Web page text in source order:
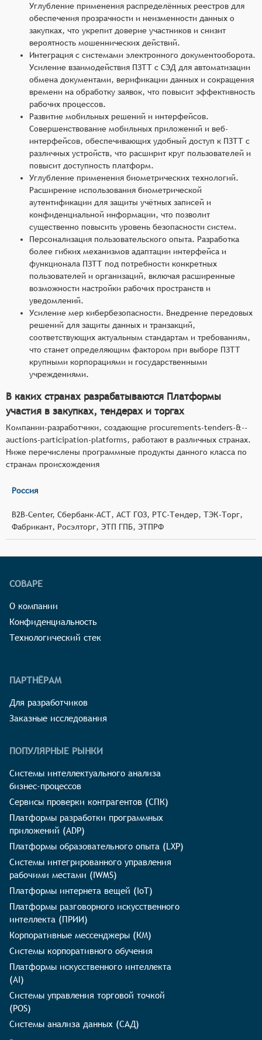
Углубление применения распределённых реестров для
обеспечения прозрачности и неизменности данных о
закупках, что укрепит доверие участников и снизит
вероятность мошеннических действий.
Интеграция с системами электронного документооборота.
Усиление взаимодействия ПЗТТ с СЭД для автоматизации
обмена документами, верификации данных и сокращения
времени на обработку заявок, что повысит эффективность
рабочих процессов.
Развитие мобильных решений и интерфейсов.
Совершенствование мобильных приложений и веб-
интерфейсов, обеспечивающих удобный доступ к ПЗТТ с
различных устройств, что расширит круг пользователей и
повысит доступность платформ.
Углубление применения биометрических технологий.
Расширение использования биометрической
аутентификации для защиты учётных записей и
конфиденциальной информации, что позволит
существенно повысить уровень безопасности систем.
Персонализация пользовательского опыта. Разработка
более гибких механизмов адаптации интерфейса и
функционала ПЗТТ под потребности конкретных
пользователей и организаций, включая расширенные
возможности настройки рабочих пространств и
уведомлений.
Усиление мер кибербезопасности. Внедрение передовых
решений для защиты данных и транзакций,
соответствующих актуальным стандартам и требованиям,
что станет определяющим фактором при выборе ПЗТТ
крупными корпорациями и государственными
учреждениями.
В каких странах разрабатываются Платформы
участия в закупках, тендерах и торгах
Компании-разработчики, создающие procurements-tenders-&--
auctions-participation-platforms, работают в различных странах.
Ниже перечислены программные продукты данного класса по
странам происхождения
Россия
B2B-Center, Сбербанк-АСТ, АСТ ГОЗ, РТС-Тендер, ТЭК-Торг,
Фабрикант, Росэлторг, ЭТП ГПБ, ЭТПРФ
СОВАРЕ
О компании
Конфиденциальность
Технологический стек
ПАРТНЁРАМ
Для разработчиков
Заказные исследования
ПОПУЛЯРНЫЕ РЫНКИ
Системы интеллектуального анализа
бизнес-процессов
Сервисы проверки контрагентов (СПК)
Платформы разработки программных
приложений (ADP)
Платформы образовательного опыта (LXP)
Системы интегрированного управления
рабочими местами (IWMS)
Платформы интернета вещей (IoT)
Платформы разговорного искусственного
интеллекта (ПРИИ)
Корпоративные мессенджеры (КМ)
Системы корпоративного обучения
Платформы искусственного интеллекта
(AI)
Системы управления торговой точкой
(POS)
Системы анализа данных (САД)